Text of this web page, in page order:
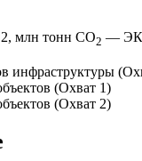
млн тонн СО2 —
инфраструктуры
(Охват 1)
(Охват 2)